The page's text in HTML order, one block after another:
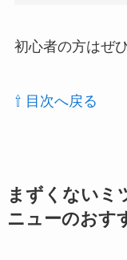
初心者の方はぜ
⇧ 目次へ戻る
まずくないミ
ニューのおす